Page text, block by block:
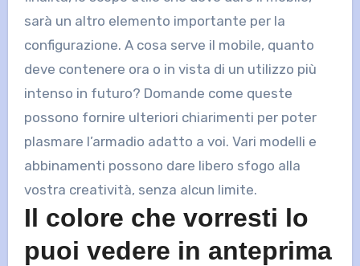
sarà un altro elemento importante per la
configurazione. A cosa serve il mobile, quanto
deve contenere ora o in vista di un utilizzo più
intenso in futuro? Domande come queste
possono fornire ulteriori chiarimenti per poter
plasmare l’armadio adatto a voi. Vari modelli e
abbinamenti possono dare libero sfogo alla
vostra creatività, senza alcun limite.
Il colore che vorresti lo
puoi vedere in anteprima